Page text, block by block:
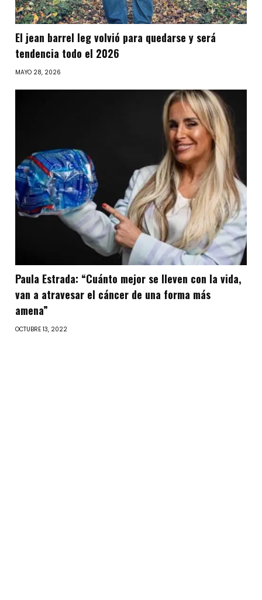
El jean barrel leg volvió para quedarse y será
tendencia todo el 2026
MAYO 28, 2026
Paula Estrada: “Cuánto mejor se lleven con la vida,
van a atravesar el cáncer de una forma más
amena”
OCTUBRE 13, 2022